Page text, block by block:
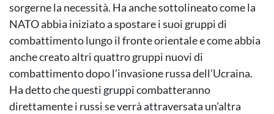
sorgerne la necessità. Ha anche sottolineato come la
NATO abbia iniziato a spostare i suoi gruppi di
combattimento lungo il fronte orientale e come abbia
anche creato altri quattro gruppi nuovi di
combattimento dopo l’invasione russa dell’Ucraina.
Ha detto che questi gruppi combatteranno
direttamente i russi se verrà attraversata un’altra